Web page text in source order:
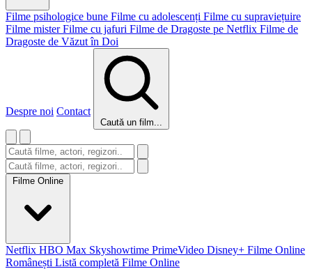
Filme psihologice bune Filme cu adolescenți Filme cu supraviețuire
Filme mister Filme cu jafuri Filme de Dragoste pe Netflix Filme de
Dragoste de Văzut în Doi
Despre noi Contact
Caută un film...
Filme Online
Netflix HBO Max Skyshowtime PrimeVideo Disney+ Filme Online
Românești Listă completă Filme Online